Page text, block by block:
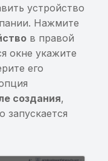
в стандартной
WebView
AndroidManifest.xml.
устройство
Нажмите
в правой
окне укажите
его
создания,
запускается